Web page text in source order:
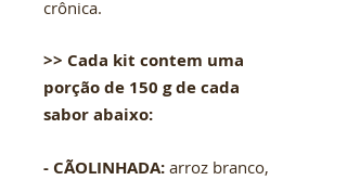
crônica.
>> Cada kit contem uma
porção de 150 g de cada
sabor abaixo:
- CÃOLINHADA: arroz branco,